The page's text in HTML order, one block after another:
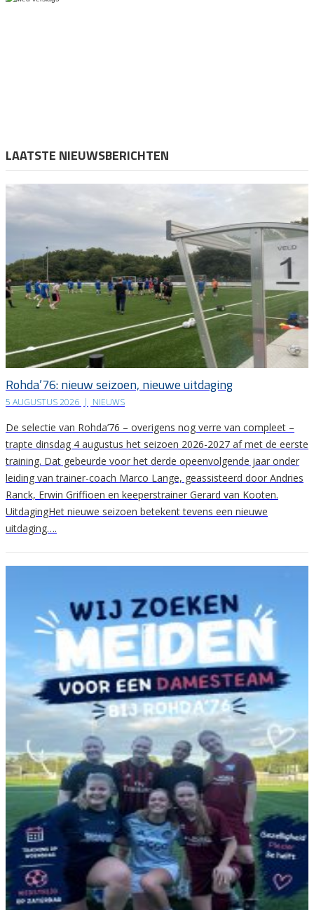
LAATSTE NIEUWSBERICHTEN
Rohda’76: nieuw seizoen, nieuwe uitdaging
5 AUGUSTUS 2026 | NIEUWS
De selectie van Rohda’76 – overigens nog verre van compleet –
trapte dinsdag 4 augustus het seizoen 2026-2027 af met de eerste
training. Dat gebeurde voor het derde opeenvolgende jaar onder
leiding van trainer-coach Marco Lange, geassisteerd door Andries
Ranck, Erwin Griffioen en keeperstrainer Gerard van Kooten.
UitdagingHet nieuwe seizoen betekent tevens een nieuwe
uitdaging….